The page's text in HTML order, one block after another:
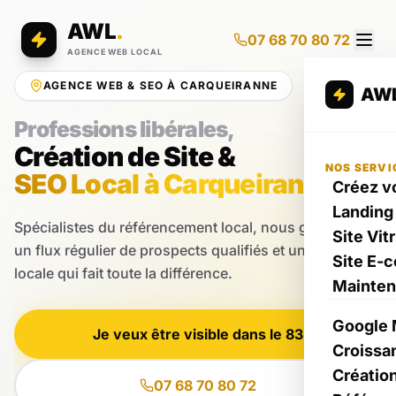
AWL.
AGENCE WEB LOCAL
07 68 70 80 72
NOS
Créez
Site
Site E-
Google
AGENCE WEB & SEO À CARQUEIRANNE
Professions libérales,
Création de Site &
SEO Local à Carqueiranne
Spécialistes du référencement local, nous générons
un flux régulier de prospects qualifiés et une expertise
locale qui fait toute la différence.
Je veux être visible dans le 83
07 68 70 80 72